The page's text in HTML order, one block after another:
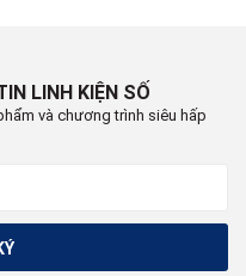
LINH KIỆN SỐ
và chương trình siêu hấp